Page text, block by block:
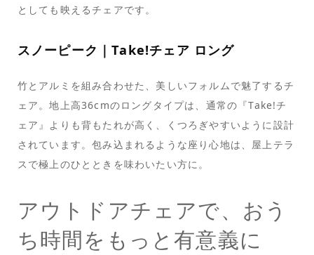
としても映えるチェアです。
スノーピーク｜Take!チェア ロング
竹とアルミを組み合わせた、美しいフォルムで魅了するチ
ェア。地上高36cmのロングタイプは、通常の『Take!チ
ェア』よりも背もたれが高く、くつろぎやすいように設計
されています。包み込まれるような座り心地は、屋上テラ
スで極上のひとときを味わいたい方に。
アウトドアチェアで、おう
ち時間をもっと有意義に